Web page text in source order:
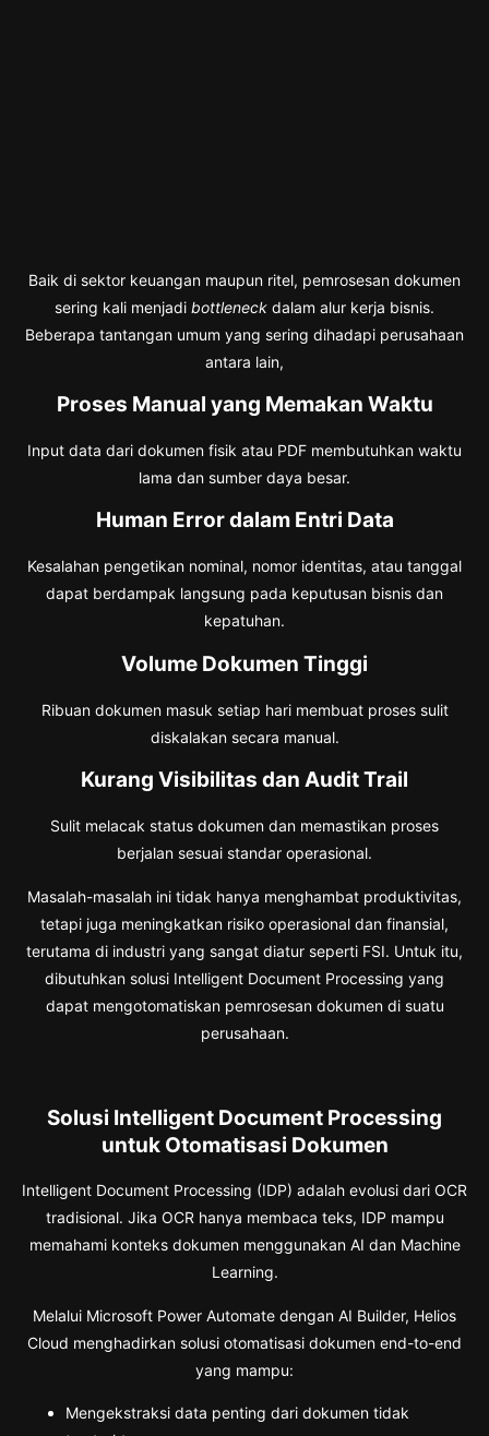
Baik di sektor keuangan maupun ritel, pemrosesan dokumen
sering kali menjadi bottleneck dalam alur kerja bisnis.
Beberapa tantangan umum yang sering dihadapi perusahaan
antara lain,
Proses Manual yang Memakan Waktu
Input data dari dokumen fisik atau PDF membutuhkan waktu
lama dan sumber daya besar.
Human Error dalam Entri Data
Kesalahan pengetikan nominal, nomor identitas, atau tanggal
dapat berdampak langsung pada keputusan bisnis dan
kepatuhan.
Volume Dokumen Tinggi
Ribuan dokumen masuk setiap hari membuat proses sulit
diskalakan secara manual.
Kurang Visibilitas dan Audit Trail
Sulit melacak status dokumen dan memastikan proses
berjalan sesuai standar operasional.
Masalah-masalah ini tidak hanya menghambat produktivitas,
tetapi juga meningkatkan risiko operasional dan finansial,
terutama di industri yang sangat diatur seperti FSI. Untuk itu,
dibutuhkan solusi Intelligent Document Processing yang
dapat mengotomatiskan pemrosesan dokumen di suatu
perusahaan.
Solusi Intelligent Document Processing
untuk Otomatisasi Dokumen
Intelligent Document Processing (IDP) adalah evolusi dari OCR
tradisional. Jika OCR hanya membaca teks, IDP mampu
memahami konteks dokumen menggunakan AI dan Machine
Learning.
Melalui Microsoft Power Automate dengan AI Builder, Helios
Cloud menghadirkan solusi otomatisasi dokumen end-to-end
yang mampu:
Mengekstraksi data penting dari dokumen tidak